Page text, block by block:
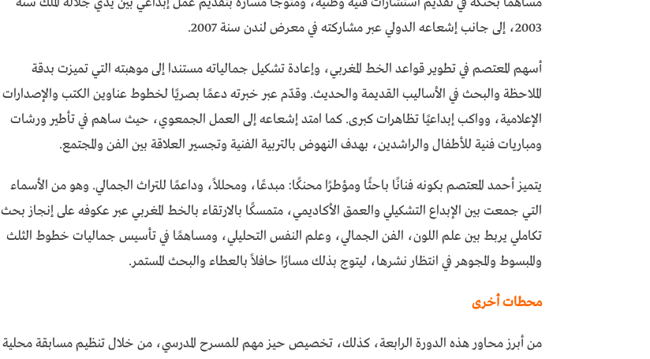
2003، إلى جانب إشعاعه الدولي عبر مشاركته في معرض لندن سنة 2007.
أسهم المعتصم في تطوير قواعد الخط المغربي، وإعادة تشكيل جمالياته مستندا إلى موهبته التي تميزت بدقة
الملاحظة والبحث في الأساليب القديمة والحديث. وقدّم عبر خبرته دعمًا بصريًا لخطوط عناوين الكتب والإصدارات
الإعلامية، وواكب إبداعيًا تظاهرات كبرى. كما امتد إشعاعه إلى العمل الجمعوي، حيث ساهم في تأطير ورشات
ومباريات فنية للأطفال والراشدين، بهدف النهوض بالتربية الفنية وتجسير العلاقة بين الفن والمجتمع.
يتميز أحمد المعتصم بكونه فنانًا باحثًا ومؤطرًا محنكًا: مبدعًا، ومحللاً، وداعمًا للتراث الجمالي. وهو من الأسماء
التي جمعت بين الإبداع التشكيلي والعمق الأكاديمي، متمسكًا بالارتقاء بالخط المغربي عبر عكوفه على إنجاز بحث
تكاملي يربط بين علم اللون، الفن الجمالي، وعلم النفس التحليلي، ومساهمًا في تأسيس جماليات خطوط الثلث
والمبسوط والمجوهر في انتظار نشرها، ليتوج بذلك مسارًا حافلاً بالعطاء والبحث المستمر.
محطات أخرى
من أبرز محاور هذه الدورة الرابعة، كذلك، تخصيص حيز مهم للمسرح المدرسي، من خلال تنظيم مسابقة محلية